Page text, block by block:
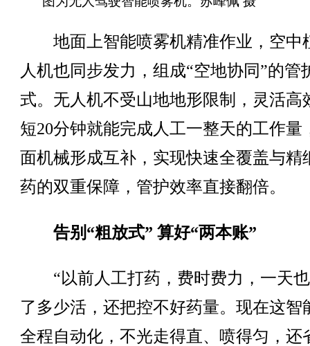
地面上智能喷雾机精准作业，空中
人机也同步发力，组成“空地协同”的管
式。无人机不受山地地形限制，灵活高
短20分钟就能完成人工一整天的工作量
面机械形成互补，实现快速全覆盖与精
药的双重保障，管护效率直接翻倍。
告别“粗放式” 算好“两本账”
“以前人工打药，费时费力，一天
了多少活，还把控不好药量。现在这智
全程自动化，不光走得直、喷得匀，还